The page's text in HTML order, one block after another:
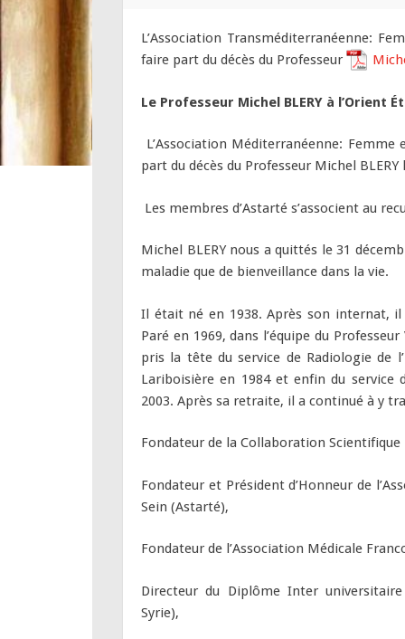
L’Association Transméditerranéenne:
faire part du décès du Professeur
Le Professeur Michel BLERY à l’Orient
L’Association Méditerranéenne:
part du décès du Professeur Michel BLERY
Les membres d’Astarté s’associent au
Michel BLERY nous a quittés le 31
maladie que de bienveillance dans la vie.
Il était né en 1938. Après son internat, il
Paré en 1969, dans l’équipe du
pris la tête du service de Radiologie de
Lariboisière en 1984 et enfin du service
2003. Après sa retraite, il a continué à y
Fondateur de la Collaboration
Fondateur et Président d’Honneur de
Sein (Astarté),
Fondateur de l’Association Médicale
Directeur du Diplôme Inter
Syrie),